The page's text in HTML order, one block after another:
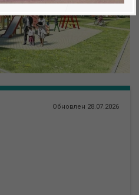
Обновлен 28.07.2026